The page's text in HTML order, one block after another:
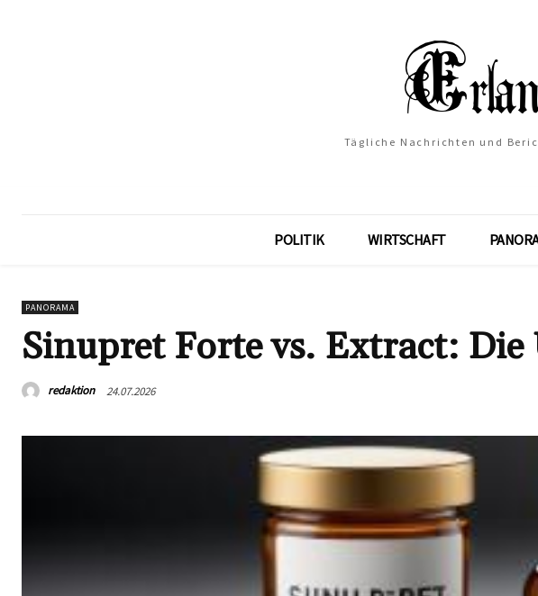
Tägliche Nachrichten und
POLITIK WIRTSCHAFT
PANORAMA
Sinupret Forte vs. Extract:
redaktion 24.07.2026